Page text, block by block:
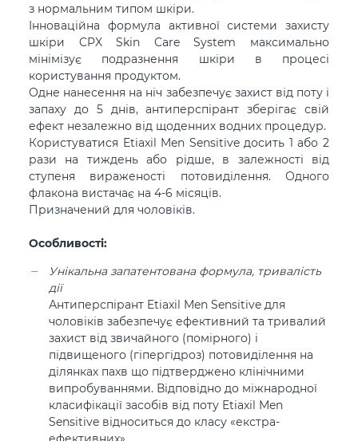
з нормальним типом шкіри.
Інноваційна формула активної системи захисту
шкіри CPX Skin Care System максимально
мінімізує подразнення шкіри в процесі
користування продуктом.
Одне нанесення на ніч забезпечує захист від поту і
запаху до 5 днів, антиперспірант зберігає свій
ефект незалежно від щоденних водних процедур.
Користуватися Etiaxil Men Sensitive досить 1 або 2
рази на тиждень або рідше, в залежності від
ступеня вираженості потовиділення. Одного
флакона вистачає на 4-6 місяців.
Призначений для чоловіків.
Особливості:
Унікальна запатентована формула, тривалість
дії
Антиперспірант Etiaxil Men Sensitive для
чоловіків забезпечує ефективний та тривалий
захист від звичайного (помірного) і
підвищеного (гіпергідроз) потовиділення на
ділянках пахв що підтверджено клінічними
випробуваннями. Відповідно до міжнародної
класифікації засобів від поту Etiaxil Men
Sensitive відноситься до класу «екстра-